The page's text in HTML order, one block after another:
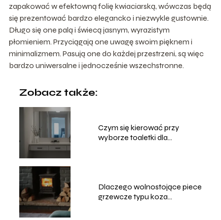
zapakować w efektowną folię kwiaciarską, wówczas będą
się prezentować bardzo elegancko i niezwykle gustownie.
Długo się one palą i świecą jasnym, wyrazistym
płomieniem. Przyciągają one uwagę swoim pięknem i
minimalizmem. Pasują one do każdej przestrzeni, są więc
bardzo uniwersalne i jednocześnie wszechstronne.
Zobacz także:
Czym się kierować przy
wyborze toaletki dla
Dlaczego wolnostojące piece
grzewcze typu koza